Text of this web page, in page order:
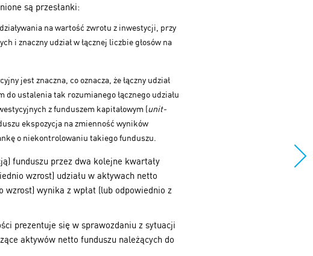
są przesłanki:
na wartość zwrotu z inwestycji, przy
i znaczny udział w łącznej liczbie głosów na
jest znaczna, co oznacza, że łączny udział
ustalenia tak rozumianego łącznego udziału
z funduszem kapitałowym (unit-
ekspozycja na zmienność wyników
o niekontrolowaniu takiego funduszu.
funduszu przez dwa kolejne kwartały
wzrost) udziału w aktywach netto
wynika z wpłat (lub odpowiednio z
prezentuje się w sprawozdaniu z sytuacji
aktywów netto funduszu należących do